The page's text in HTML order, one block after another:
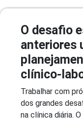
O desafio
anteriores
clínico-
Trabalhar com
dos grandes
na clínica diária.